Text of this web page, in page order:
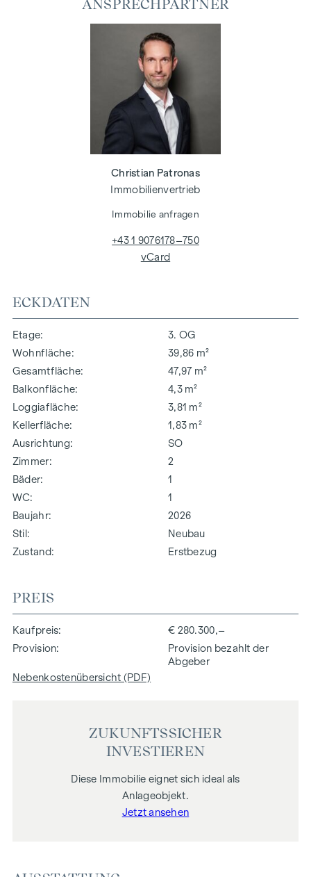
ECKDATEN
Etage
3. OG
Wohnfläche
39,86 m²
Gesamtfläche
47,97 m²
Balkonfläche
4,3 m²
Loggiafläche
3,81 m²
Kellerfläche
1,83 m²
Ausrichtung
SO
Zimmer
2
Bäder
1
WC
1
Baujahr
2026
Stil
Neubau
Zustand
Erstbezug
PREIS
Kaufpreis
€ 280.300,–
Provision
Provision bezahlt der
Abgeber
Nebenkostenübersicht (PDF)
ZUKUNFTSSICHER
INVESTIEREN
Diese Immobilie eignet sich ideal als
Anlageobjekt.
Jetzt ansehen
ANSPRECHPARTNER
Christian Patronas
Immobilienvertrieb
Immobilie anfragen
+43 1 9076178–750
vCard